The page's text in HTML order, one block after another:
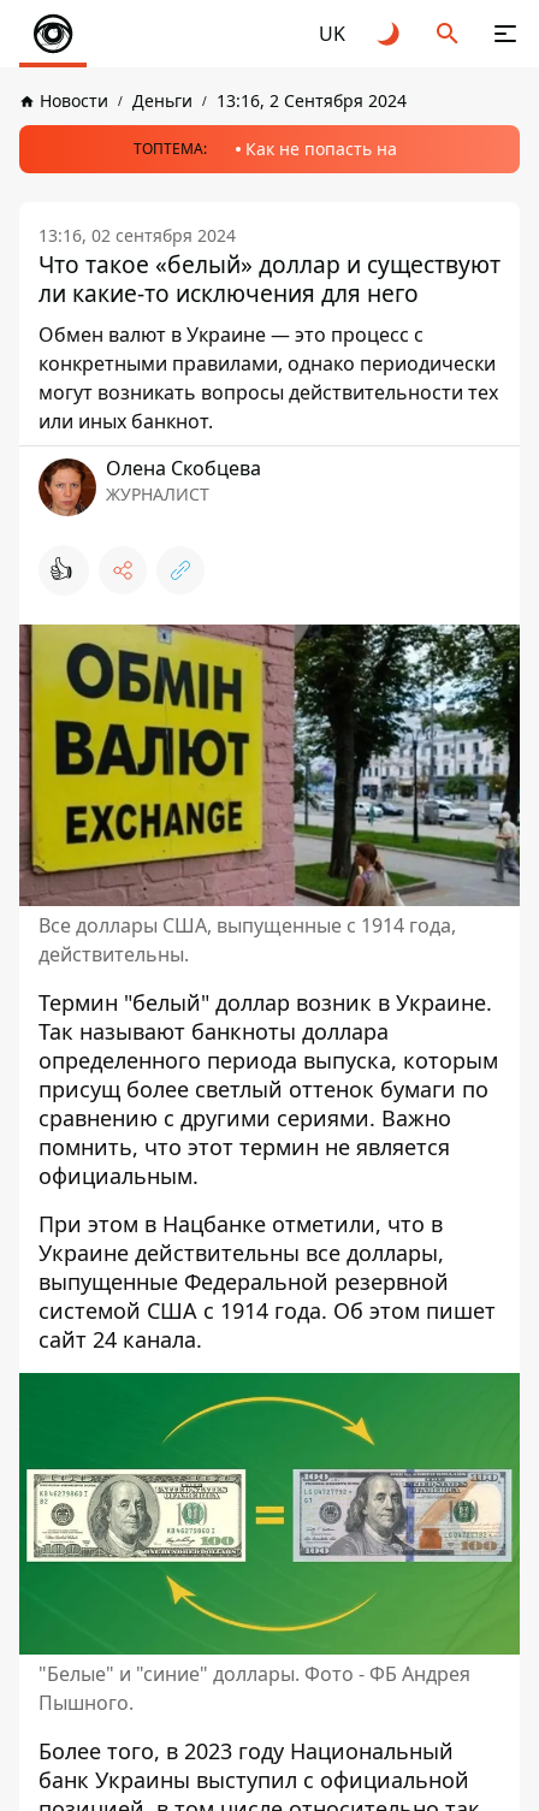
UK
Новости Деньги 13:16, 2 Сентября 2024
ТОПТЕМА: Как не попасть на
13:16, 02 сентября 2024
Что такое «белый» доллар и существуют
ли какие-то исключения для него
Обмен валют в Украине — это процесс с
конкретными правилами, однако периодически
могут возникать вопросы действительности тех
или иных банкнот.
Олена Скобцева
ЖУРНАЛИСТ
👍
Все доллары США, выпущенные с 1914 года,
действительны.
Термин "белый" доллар возник в Украине.
Так называют банкноты доллара
определенного периода выпуска, которым
присущ более светлый оттенок бумаги по
сравнению с другими сериями. Важно
помнить, что этот термин не является
официальным.
При этом в Нацбанке отметили, что в
Украине действительны все доллары,
выпущенные Федеральной резервной
системой США с 1914 года. Об этом пишет
сайт 24 канала.
"Белые" и "синие" доллары. Фото - ФБ Андрея
Пышного.
Более того, в 2023 году Национальный
банк Украины выступил с официальной